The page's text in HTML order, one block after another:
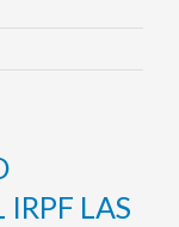
IRPF LAS